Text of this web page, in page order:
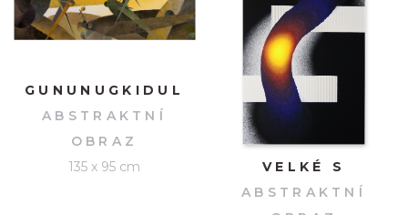
GUNUNUGKIDUL
ABSTRAKTNÍ
OBRAZ
135 x 95 cm
VELKÉ S
ABSTRAKTNÍ